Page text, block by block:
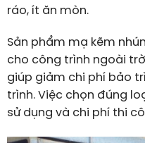
ráo, ít ăn mòn.
Sản phẩm mạ kẽm
cho công trình ngoài
giúp giảm chi phí bảo
trình. Việc chọn đúng
sử dụng và chi phí thi